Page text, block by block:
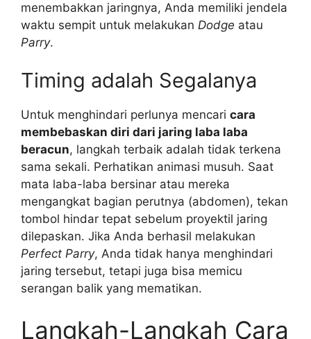
menembakkan jaringnya, Anda memiliki jendela
waktu sempit untuk melakukan Dodge atau
Parry.
Timing adalah Segalanya
Untuk menghindari perlunya mencari cara
membebaskan diri dari jaring laba laba
beracun, langkah terbaik adalah tidak terkena
sama sekali. Perhatikan animasi musuh. Saat
mata laba-laba bersinar atau mereka
mengangkat bagian perutnya (abdomen), tekan
tombol hindar tepat sebelum proyektil jaring
dilepaskan. Jika Anda berhasil melakukan
Perfect Parry, Anda tidak hanya menghindari
jaring tersebut, tetapi juga bisa memicu
serangan balik yang mematikan.
Langkah-Langkah Cara